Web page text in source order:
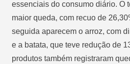
essenciais do consumo diário. O
maior queda, com recuo de
seguida aparecem o arroz, com
e a batata, que teve redução de
produtos também registraram